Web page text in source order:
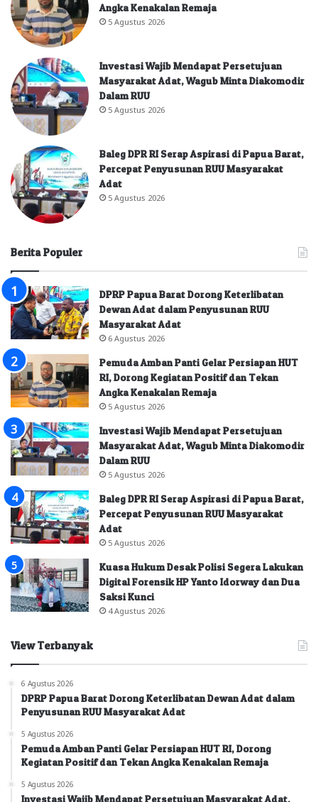
Angka Kenakalan Remaja
5 Agustus 2026
Investasi Wajib Mendapat Persetujuan
Masyarakat Adat, Wagub Minta Diakomodir
Dalam RUU
5 Agustus 2026
Baleg DPR RI Serap Aspirasi di Papua Barat,
Percepat Penyusunan RUU Masyarakat
Adat
5 Agustus 2026
Berita Populer
DPRP Papua Barat Dorong Keterlibatan
Dewan Adat dalam Penyusunan RUU
Masyarakat Adat
6 Agustus 2026
Pemuda Amban Panti Gelar Persiapan HUT
RI, Dorong Kegiatan Positif dan Tekan
Angka Kenakalan Remaja
5 Agustus 2026
Investasi Wajib Mendapat Persetujuan
Masyarakat Adat, Wagub Minta Diakomodir
Dalam RUU
5 Agustus 2026
Baleg DPR RI Serap Aspirasi di Papua Barat,
Percepat Penyusunan RUU Masyarakat
Adat
5 Agustus 2026
Kuasa Hukum Desak Polisi Segera Lakukan
Digital Forensik HP Yanto Idorway dan Dua
Saksi Kunci
4 Agustus 2026
View Terbanyak
6 Agustus 2026
DPRP Papua Barat Dorong Keterlibatan Dewan Adat dalam
Penyusunan RUU Masyarakat Adat
5 Agustus 2026
Pemuda Amban Panti Gelar Persiapan HUT RI, Dorong
Kegiatan Positif dan Tekan Angka Kenakalan Remaja
5 Agustus 2026
Investasi Wajib Mendapat Persetujuan Masyarakat Adat,